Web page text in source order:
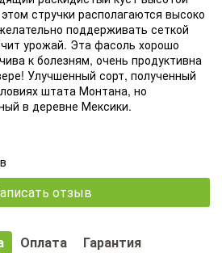
стручки располагаются высоко
поддерживать сеткой
урожай. Эта фасоль хорошо
к болезням, очень продуктивна
Улучшенный сорт, полученный
штата Монтана, но
в деревне Мексики.
отзыв
Оплата Гарантия